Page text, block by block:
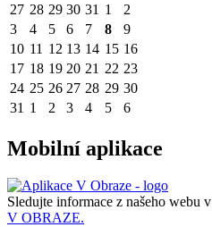
27 28 29 30 31 1
2
3
4 5 6 7 8
9
10 11 12 13 14 15 16
17 18 19 20 21 22 23
24 25 26 27 28 29 30
31 1 2 3 4 5 6
Mobilní aplikace
Sledujte informace z našeho webu v
V OBRAZE.